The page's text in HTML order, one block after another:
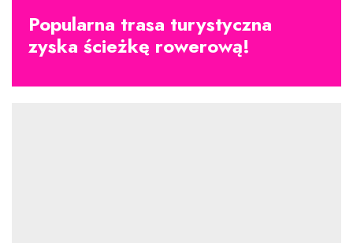
Popularna trasa turystyczna
zyska ścieżkę rowerową!